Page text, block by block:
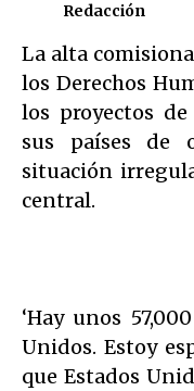
Redacción
La alta
los Derechos
los proyectos
sus países de
situación
central.
‘Hay unos
Unidos. Estoy
que Estados